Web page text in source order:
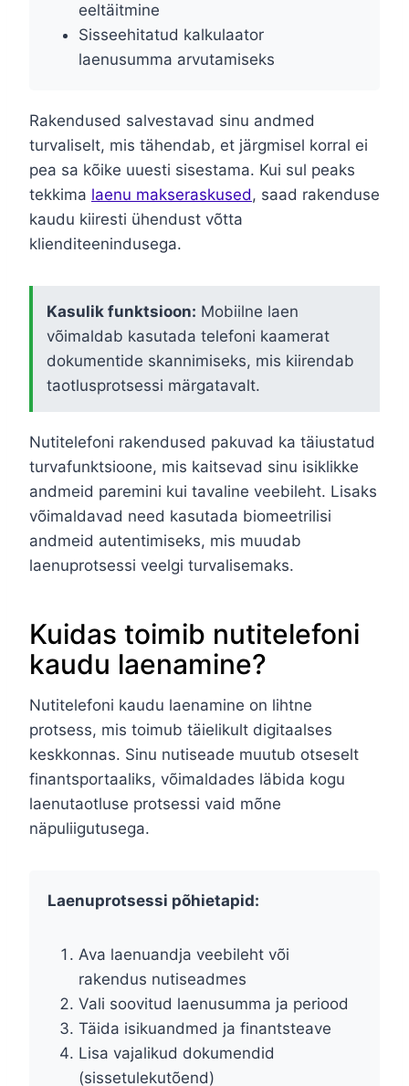
eeltäitmine
Sisseehitatud kalkulaator
laenusumma arvutamiseks
Rakendused salvestavad sinu andmed
turvaliselt, mis tähendab, et järgmisel korral ei
pea sa kõike uuesti sisestama. Kui sul peaks
tekkima laenu makseraskused, saad rakenduse
kaudu kiiresti ühendust võtta
klienditeenindusega.
Kasulik funktsioon: Mobiilne laen
võimaldab kasutada telefoni kaamerat
dokumentide skannimiseks, mis kiirendab
taotlusprotsessi märgatavalt.
Nutitelefoni rakendused pakuvad ka täiustatud
turvafunktsioone, mis kaitsevad sinu isiklikke
andmeid paremini kui tavaline veebileht. Lisaks
võimaldavad need kasutada biomeetrilisi
andmeid autentimiseks, mis muudab
laenuprotsessi veelgi turvalisemaks.
Kuidas toimib nutitelefoni
kaudu laenamine?
Nutitelefoni kaudu laenamine on lihtne
protsess, mis toimub täielikult digitaalses
keskkonnas. Sinu nutiseade muutub otseselt
finantsportaaliks, võimaldades läbida kogu
laenutaotluse protsessi vaid mõne
näpuliigutusega.
Laenuprotsessi põhietapid:
Ava laenuandja veebileht või
rakendus nutiseadmes
Vali soovitud laenusumma ja periood
Täida isikuandmed ja finantsteave
Lisa vajalikud dokumendid
(sissetulekutõend)